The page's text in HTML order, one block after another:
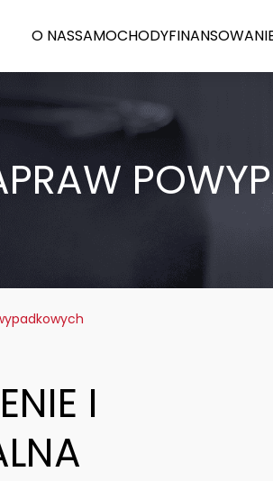
O NASSAMOCHODY
I